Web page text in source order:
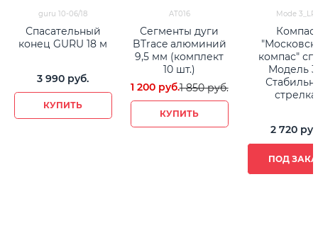
guru 10-06/18
Спасательный
конец GURU 18 м
3 990 руб.
КУПИТЬ
AT016
Сегменты дуги
BTrace алюминий
9,5 мм (комплект
10 шт.)
1 850 руб.
1 200 руб.
КУПИТЬ
Mode 3_LR
Компас
компас"
Модель
стрелка
2 720
ПОД